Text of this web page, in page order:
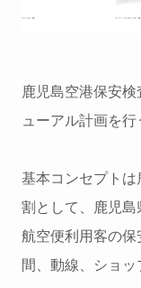
鹿児島空港保安
ューアル計画を行
基本コンセプト
割として、鹿児島
航空便利用客の
間、動線、ショッ